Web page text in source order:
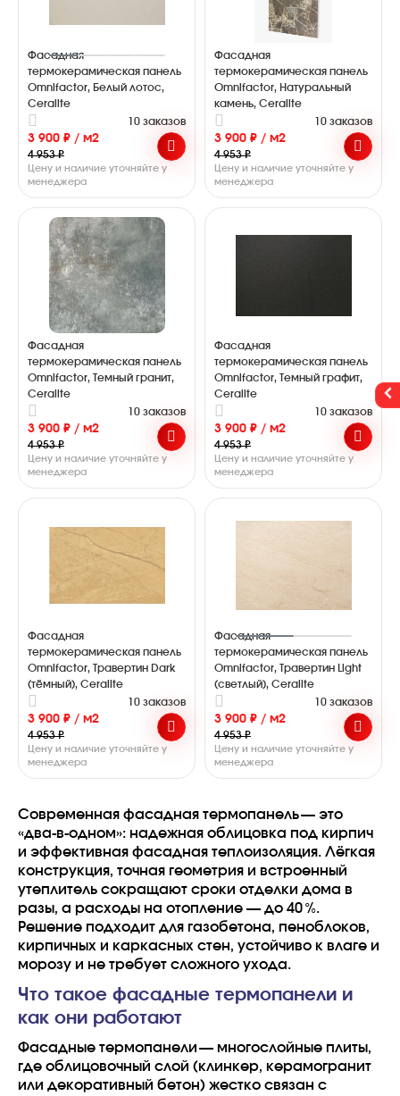
Фасадная
термокерамическая панель
Omnifaсtor, Белый лотос,
Ceralite
10 заказов
3 900 ₽ / м2
4 953 ₽
Цену и наличие уточняйте у
менеджера
Фасадная
термокерамическая панель
Omnifaсtor, Натуральный
камень, Ceralite
10 заказов
3 900 ₽ / м2
4 953 ₽
Цену и наличие уточняйте у
менеджера
Фасадная
термокерамическая панель
Omnifaсtor, Темный гранит,
Ceralite
10 заказов
3 900 ₽ / м2
4 953 ₽
Цену и наличие уточняйте у
менеджера
Фасадная
термокерамическая панель
Omnifaсtor, Темный графит,
Ceralite
10 заказов
3 900 ₽ / м2
4 953 ₽
Цену и наличие уточняйте у
менеджера
Фасадная
термокерамическая панель
Omnifaсtor, Травертин Dark
(тёмный), Ceralite
10 заказов
3 900 ₽ / м2
4 953 ₽
Цену и наличие уточняйте у
менеджера
Фасадная
термокерамическая панель
Omnifaсtor, Травертин Light
(светлый), Ceralite
10 заказов
3 900 ₽ / м2
4 953 ₽
Цену и наличие уточняйте у
менеджера
Современная фасадная термопанель — это
«два‑в‑одном»: надежная облицовка под кирпич
и эффективная фасадная теплоизоляция. Лёгкая
конструкция, точная геометрия и встроенный
утеплитель сокращают сроки отделки дома в
разы, а расходы на отопление — до 40 %.
Решение подходит для газобетона, пеноблоков,
кирпичных и каркасных стен, устойчиво к влаге и
морозу и не требует сложного ухода.
Что такое фасадные термопанели и
как они работают
Фасадные термопанели — многослойные плиты,
где облицовочный слой (клинкер, керамогранит
или декоративный бетон) жестко связан с